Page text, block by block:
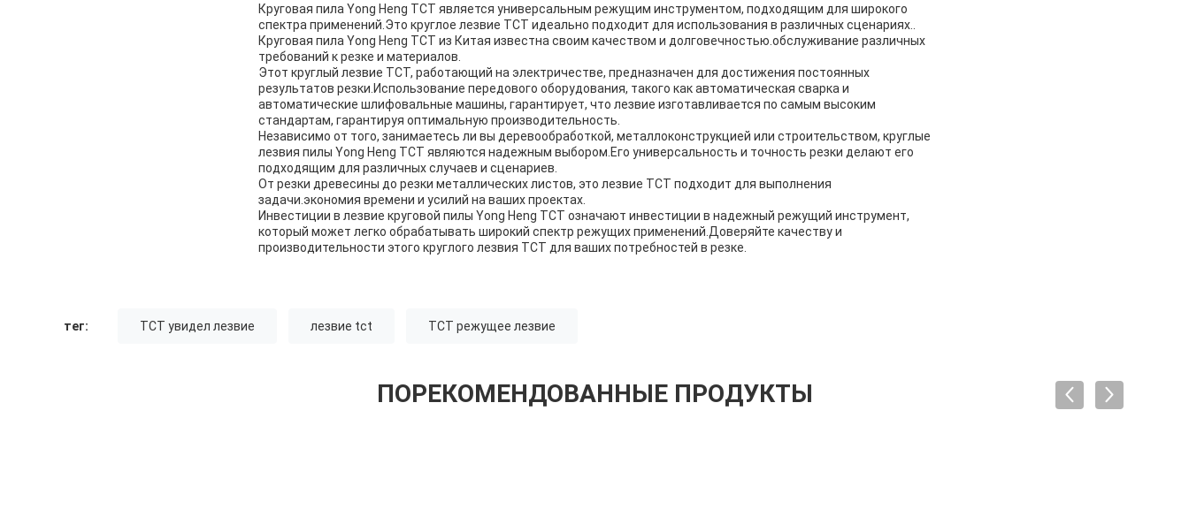
Круговая пила Yong Heng TCT является универсальным режущим инструментом, подходящим для широкого
спектра применений.Это круглое лезвие TCT идеально подходит для использования в различных сценариях..
Круговая пила Yong Heng TCT из Китая известна своим качеством и долговечностью.обслуживание различных
требований к резке и материалов.
Этот круглый лезвие TCT, работающий на электричестве, предназначен для достижения постоянных
результатов резки.Использование передового оборудования, такого как автоматическая сварка и
автоматические шлифовальные машины, гарантирует, что лезвие изготавливается по самым высоким
стандартам, гарантируя оптимальную производительность.
Независимо от того, занимаетесь ли вы деревообработкой, металлоконструкцией или строительством, круглые
лезвия пилы Yong Heng TCT являются надежным выбором.Его универсальность и точность резки делают его
подходящим для различных случаев и сценариев.
От резки древесины до резки металлических листов, это лезвие TCT подходит для выполнения
задачи.экономия времени и усилий на ваших проектах.
Инвестиции в лезвие круговой пилы Yong Heng TCT означают инвестиции в надежный режущий инструмент,
который может легко обрабатывать широкий спектр режущих применений.Доверяйте качеству и
производительности этого круглого лезвия TCT для ваших потребностей в резке.
тег: TCT увидел лезвие лезвие tct TCT режущее лезвие
ПОРЕКОМЕНДОВАННЫЕ ПРОДУКТЫ